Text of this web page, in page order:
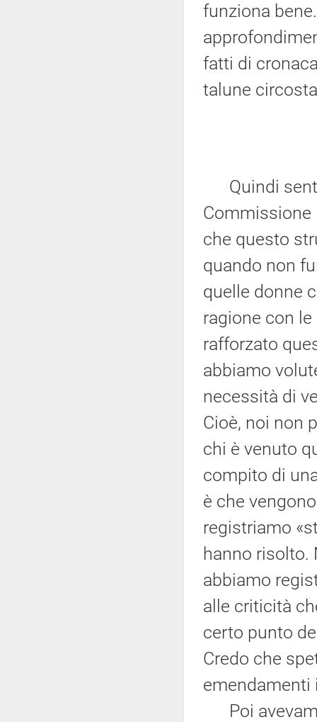
funziona
fatti di
talune
Quindi
Commissione
che questo
quando non
quelle donne
ragione con
rafforzato
abbiamo
necessità di
Cioè, noi non
chi è venuto
compito di
è che
registriamo
hanno risolto.
abbiamo
alle criticità
certo punto
Credo che
Poi